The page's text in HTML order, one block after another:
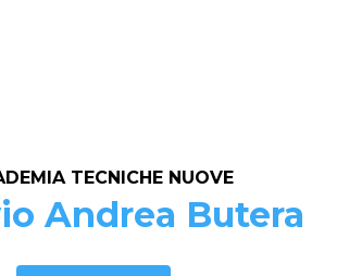
TECNICHE NUOVE
Andrea Butera